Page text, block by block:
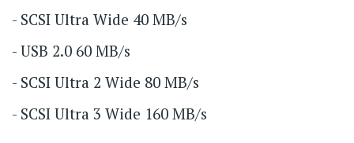
- SCSI Ultra Wide 40 MB/s
- USB 2.0 60 MB/s
- SCSI Ultra 2 Wide 80 MB/s
- SCSI Ultra 3 Wide 160 MB/s